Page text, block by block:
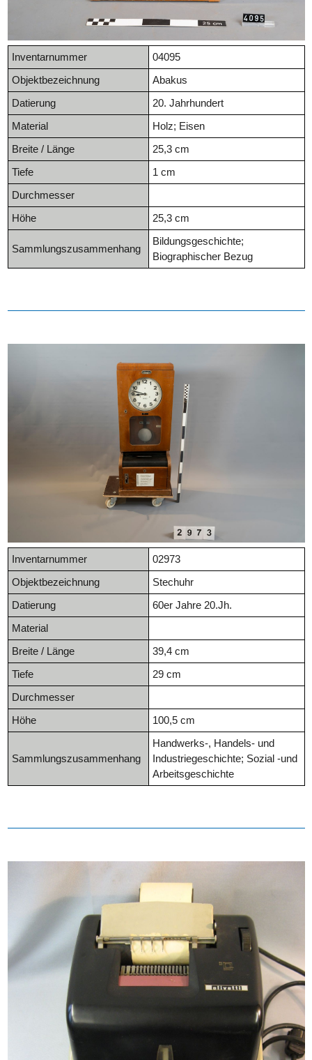
Inventarnummer 04095
Objektbezeichnung Abakus
Datierung 20. Jahrhundert
Material Holz; Eisen
Breite / Länge 25,3 cm
Tiefe 1 cm
Durchmesser
Höhe 25,3 cm
Sammlungszusammenhang
Bildungsgeschichte;
Biographischer Bezug
Inventarnummer 02973
Objektbezeichnung Stechuhr
Datierung 60er Jahre 20.Jh.
Material
Breite / Länge 39,4 cm
Tiefe 29 cm
Durchmesser
Höhe 100,5 cm
Sammlungszusammenhang
Handwerks-, Handels- und
Industriegeschichte; Sozial -und
Arbeitsgeschichte